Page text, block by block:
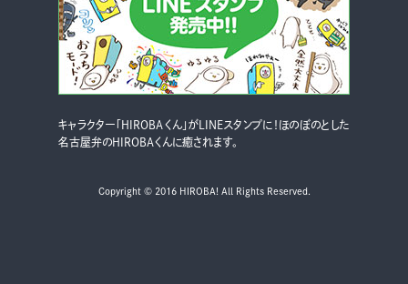
キャラクター「HIROBAくん」がLINEスタンプに！ほのぼのとした
名古屋弁のHIROBAくんに癒されます。
Copyright © 2016 HIROBA! All Rights Reserved.